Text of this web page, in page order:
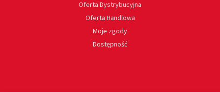
Oferta Dystrybucyjna
Oferta Handlowa
Moje zgody
Dostępność